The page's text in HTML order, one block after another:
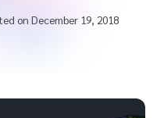
on December 19, 2018